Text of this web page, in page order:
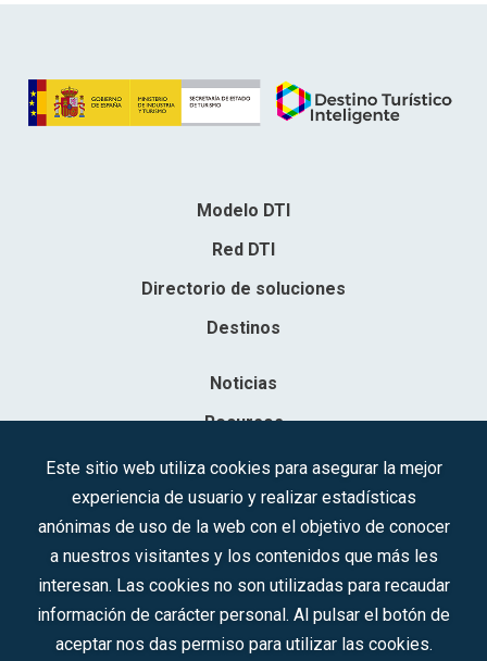
Modelo DTI
Red DTI
Directorio de soluciones
Destinos
Noticias
Recursos
Contacto
Sociedad Mercantil Estatal para la Gestión de la Innovación y las
C.I.F.: A-81/874.984
Síguenos en redes sociales:
Este sitio web utiliza cookies para asegurar la mejor
experiencia de usuario y realizar estadísticas
anónimas de uso de la web con el objetivo de conocer
a nuestros visitantes y los contenidos que más les
interesan. Las cookies no son utilizadas para recaudar
información de carácter personal. Al pulsar el botón de
aceptar nos das permiso para utilizar las cookies.